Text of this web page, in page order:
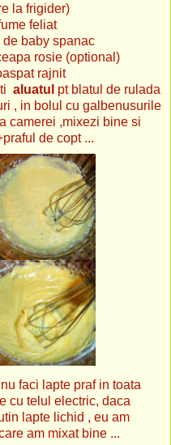
la frigider)
feliat
baby spanac
rosie (optional)
rajnit
aluatul pt blatul de rulada
, in bolul cu galbenusurile
camerei ,mixezi bine si
de copt...
faci lapte praf in toata
cu telul electric, daca
lapte lichid , eu am
am mixat bine ...